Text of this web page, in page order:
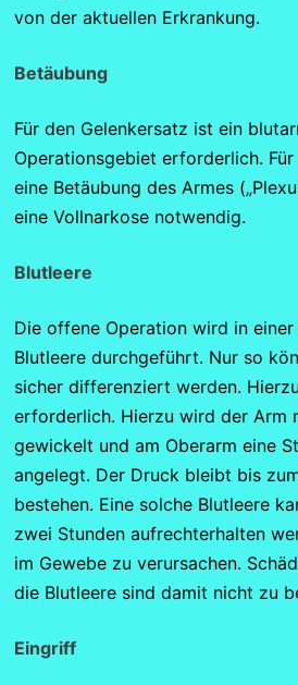
von der aktuellen Erkrankung.
Betäubung
Für den Gelenkersatz ist ein
Operationsgebiet erforderlich.
eine Betäubung des Armes
eine Vollnarkose notwendig.
Blutleere
Die offene Operation wird in
Blutleere durchgeführt. Nur so
sicher differenziert werden.
erforderlich. Hierzu wird der Arm
gewickelt und am Oberarm eine
angelegt. Der Druck bleibt bis
bestehen. Eine solche Blutleere
zwei Stunden aufrechterhalten
im Gewebe zu verursachen.
die Blutleere sind damit nicht zu
Eingriff